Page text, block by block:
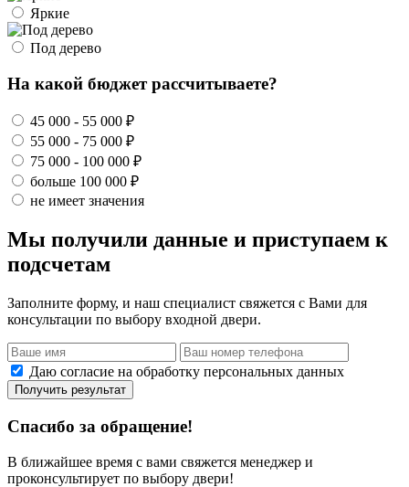
Яркие
Под дерево
На какой бюджет рассчитываете?
45 000 - 55 000 ₽
55 000 - 75 000 ₽
75 000 - 100 000 ₽
больше 100 000 ₽
не имеет значения
Мы получили данные и приступаем к
подсчетам
Заполните форму, и наш специалист свяжется с Вами для
консультации по выбору входной двери.
Даю согласие на обработку персональных данных
Получить результат
Спасибо за обращение!
В ближайшее время с вами свяжется менеджер и
проконсультирует по выбору двери!